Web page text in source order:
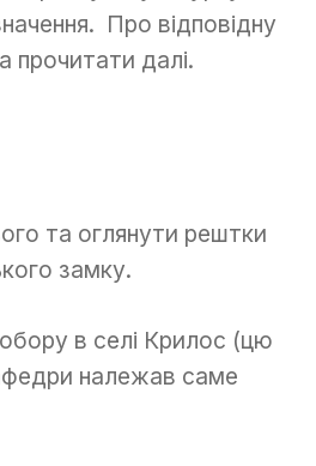
Про відповідну
прочитати далі.
та оглянути рештки
замку.
в селі Крилос (цю
належав саме